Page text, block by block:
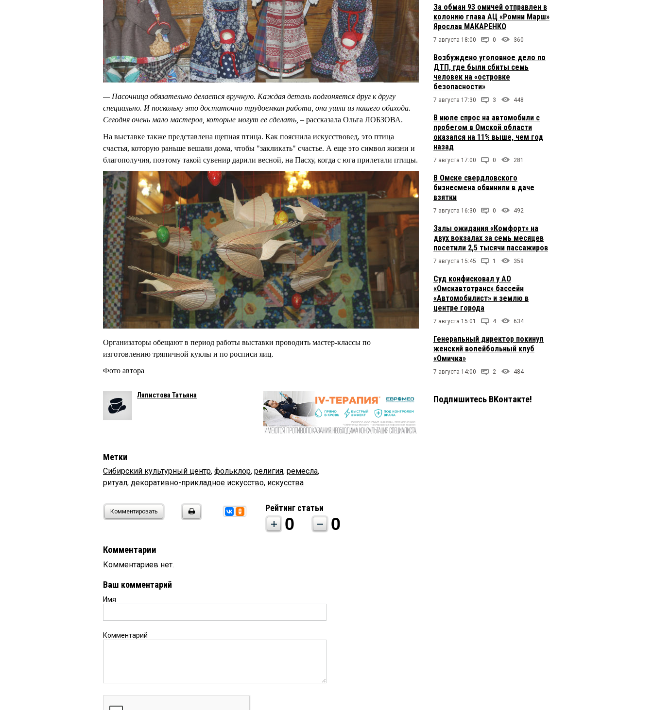
— Пасочница обязательно делается вручную. Каждая деталь подгоняется друг к другу
специально. И поскольку это достаточно трудоемкая работа, она ушли из нашего обихода.
Сегодня очень мало мастеров, которые могут ее сделать, – рассказала Ольга ЛОБЗОВА.
На выставке также представлена щепная птица. Как пояснила искусствовед, это птица
счастья, которую раньше вешали дома, чтобы "закликать" счастье. А еще это символ жизни и
благополучия, поэтому такой сувенир дарили весной, на Пасху, когда с юга прилетали птицы.
Организаторы обещают в период работы выставки проводить мастер-классы по
изготовлению тряпичной куклы и по росписи яиц.
Фото автора
Ляпистова Татьяна
Метки
Сибирский культурный центр, фольклор, религия, ремесла,
ритуал, декоративно-прикладное искусство, искусства
Комментировать Рейтинг статьи
0 0
Комментарии
Комментариев нет.
Ваш комментарий
Имя
Комментарий
За обман 93 омичей отправлен в
колонию глава АЦ «Ромни Марш»
Ярослав МАКАРЕНКО
7 августа 18:00 0 360
Возбуждено уголовное дело по
ДТП, где были сбиты семь
человек на «островке
безопасности»
7 августа 17:30 3 448
В июле спрос на автомобили с
пробегом в Омской области
оказался на 11% выше, чем год
назад
7 августа 17:00 0 281
В Омске свердловского
бизнесмена обвинили в даче
взятки
7 августа 16:30 0 492
Залы ожидания «Комфорт» на
двух вокзалах за семь месяцев
посетили 2,5 тысячи пассажиров
7 августа 15:45 1 359
Суд конфисковал у АО
«Омскавтотранс» бассейн
«Автомобилист» и землю в
центре города
7 августа 15:01 4 634
Генеральный директор покинул
женский волейбольный клуб
«Омичка»
7 августа 14:00 2 484
Подпишитесь ВКонтакте!